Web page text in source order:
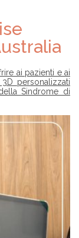
ai pazienti e ai
personalizzati
Sindrome di